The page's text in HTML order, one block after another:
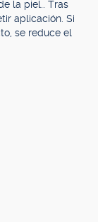
la piel.. Tras
aplicación. Si
se reduce el